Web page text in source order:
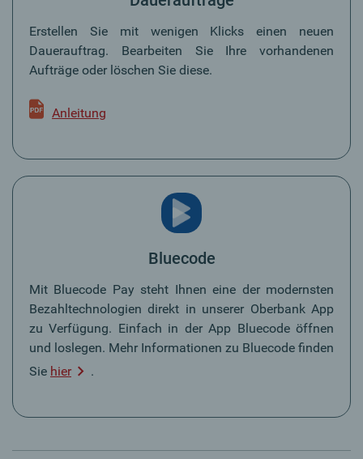
Erstellen Sie mit wenigen Klicks einen neuen
Dauerauftrag. Bearbeiten Sie Ihre vorhandenen
Aufträge oder löschen Sie diese.
Anleitung
Bluecode
Mit Bluecode Pay steht Ihnen eine der modernsten
Bezahltechnologien direkt in unserer Oberbank App
zu Verfügung. Einfach in der App Bluecode öffnen
und loslegen. Mehr Informationen zu Bluecode finden
Sie hier .